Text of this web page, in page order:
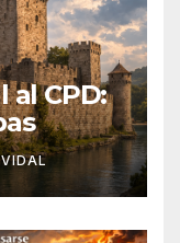
al CPD: